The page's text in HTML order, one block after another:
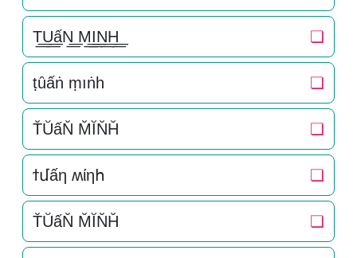
T͟͟U͟͟ấN͟͟ M͟͟I͟͟N͟͟H͟͟ ❏
ṭȗấṅ ṃıṅһ ❏
T̆ŬấN̆ M̆ĬN̆H̆ ❏
ϯմấη ʍίηհ ❏
T̆ŬấN̆ M̆ĬN̆H̆ ❏